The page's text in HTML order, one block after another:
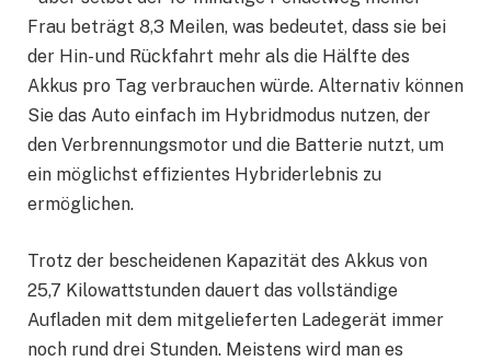
Frau beträgt 8,3 Meilen, was bedeutet, dass sie bei
der Hin- und Rückfahrt mehr als die Hälfte des
Akkus pro Tag verbrauchen würde. Alternativ können
Sie das Auto einfach im Hybridmodus nutzen, der
den Verbrennungsmotor und die Batterie nutzt, um
ein möglichst effizientes Hybriderlebnis zu
ermöglichen.
Trotz der bescheidenen Kapazität des Akkus von
25,7 Kilowattstunden dauert das vollständige
Aufladen mit dem mitgelieferten Ladegerät immer
noch rund drei Stunden. Meistens wird man es